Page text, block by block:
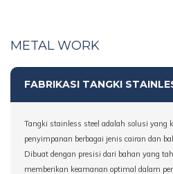
METAL WORK
FABRIKASI TANGKI
Tangki stainless steel adalah solusi
penyimpanan berbagai jenis cairan dan
Dibuat dengan presisi dari bahan yang
memberikan keamanan optimal dalam